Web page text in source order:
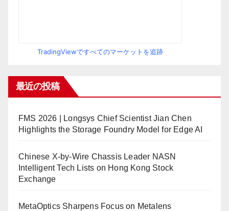
TradingViewですべてのマーケットを追跡
最近の投稿
FMS 2026 | Longsys Chief Scientist Jian Chen
Highlights the Storage Foundry Model for Edge AI
Chinese X-by-Wire Chassis Leader NASN
Intelligent Tech Lists on Hong Kong Stock
Exchange
MetaOptics Sharpens Focus on Metalens